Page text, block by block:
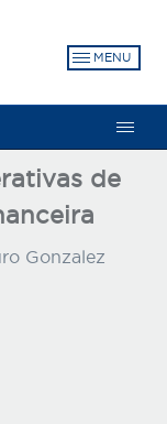
MENU
de
Gonzalez